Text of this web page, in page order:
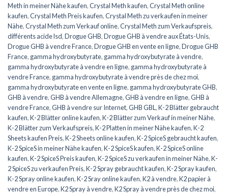
Meth in meiner Nähe kaufen,Crystal Meth kaufen,Crystal Meth online
kaufen,Crystal Meth Preis kaufen,Crystal Meth zu verkaufen in meiner
Nähe,Crystal Meth zum Verkauf online,Crystal Meth zum Verkaufspreis,
différents acide lsd,Drogue GHB,Drogue GHB à vendre aux États-Unis,
Drogue GHB à vendre France,Drogue GHB en vente en ligne,Drogue GHB
France, gamma hydroxybutyrate, gamma hydroxybutyrate à vendre,
gamma hydroxybutyrate à vendre en ligne, gamma hydroxybutyrate à
vendre France, gamma hydroxybutyrate à vendre près de chez moi,
gamma hydroxybutyrate en vente en ligne, gamma hydroxybutyrate GHB,
GHB à vendre,GHB à vendre Allemagne,GHB à vendre en ligne,GHB à
vendre France,GHB à vendre sur Internet,GHB GBL ,K-2 Blätter gebraucht
kaufen,K-2 Blätter online kaufen,K-2 Blätter zum Verkauf in meiner Nähe,
K-2 Blätter zum Verkaufspreis,K-2 Platten in meiner Nähe kaufen,K-2
Sheets kaufen Preis,K-2 Sheets online kaufen,K-2 SpiceS gebraucht kaufen,
K-2 SpiceS in meiner Nähe kaufen,K-2 SpiceS kaufen,K-2 SpiceS online
kaufen,K-2 SpiceS Preis kaufen,K-2 SpiceS zu verkaufen in meiner Nähe,K-
2 SpiceS zu verkaufen Preis,K-2 Spray gebraucht kaufen,K-2 Spray kaufen,
K-2 Spray online kaufen,K-2 Sray online kaufen,K2 à vendre,K2 papier à
vendre en Europe,K2 Spray à vendre,K2 Spray à vendre près de chez moi,